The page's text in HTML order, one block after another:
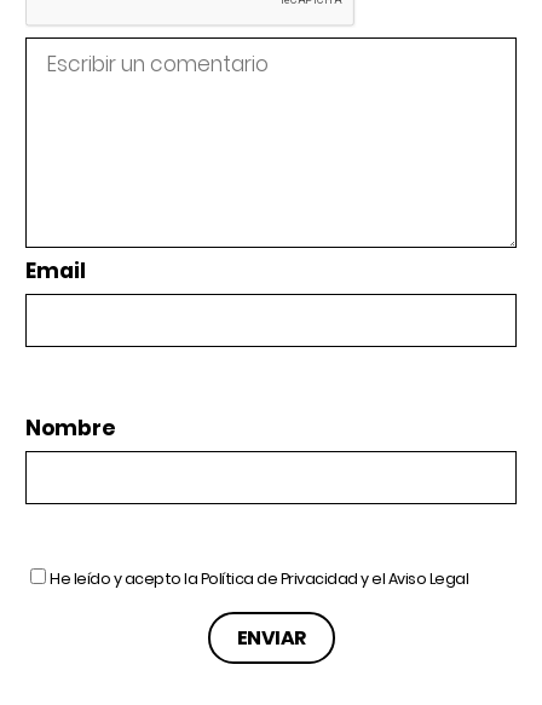
Email
Nombre
He leído y acepto laPolítica de Privacidady elAviso Legal